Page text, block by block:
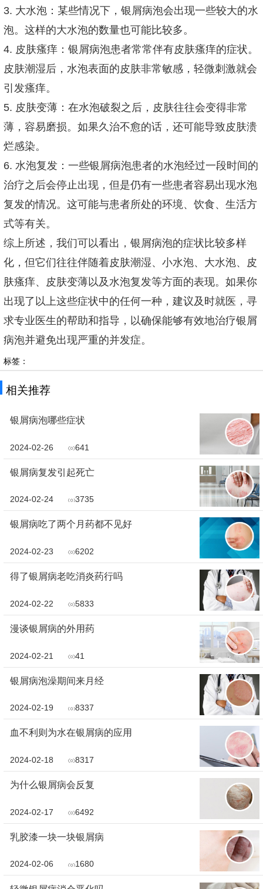
3. 大水泡：某些情况下，银屑病泡会出现一些较大的水
泡。这样的大水泡的数量也可能比较多。
4. 皮肤瘙痒：银屑病泡患者常常伴有皮肤瘙痒的症状。
皮肤潮湿后，水泡表面的皮肤非常敏感，轻微刺激就会
引发瘙痒。
5. 皮肤变薄：在水泡破裂之后，皮肤往往会变得非常
薄，容易磨损。如果久治不愈的话，还可能导致皮肤溃
烂感染。
6. 水泡复发：一些银屑病泡患者的水泡经过一段时间的
治疗之后会停止出现，但是仍有一些患者容易出现水泡
复发的情况。这可能与患者所处的环境、饮食、生活方
式等有关。
综上所述，我们可以看出，银屑病泡的症状比较多样
化，但它们往往伴随着皮肤潮湿、小水泡、大水泡、皮
肤瘙痒、皮肤变薄以及水泡复发等方面的表现。如果你
出现了以上这些症状中的任何一种，建议及时就医，寻
求专业医生的帮助和指导，以确保能够有效地治疗银屑
病泡并避免出现严重的并发症。
标签：
相关推荐
银屑病泡哪些症状
2024-02-26 641
银屑病复发引起死亡
2024-02-24 3735
银屑病吃了两个月药都不见好
2024-02-23 6202
得了银屑病老吃消炎药行吗
2024-02-22 5833
漫谈银屑病的外用药
2024-02-21 41
银屑病泡澡期间来月经
2024-02-19 8337
血不利则为水在银屑病的应用
2024-02-18 8317
为什么银屑病会反复
2024-02-17 6492
乳胶漆一块一块银屑病
2024-02-06 1680